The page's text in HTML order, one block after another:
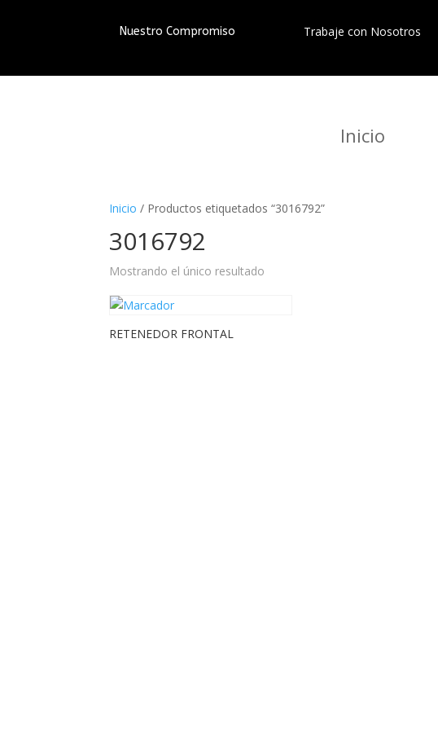
Nuestro Compromiso Trabaje con Nosotros
Inicio
Inicio / Productos etiquetados “3016792”
3016792
Mostrando el único resultado
RETENEDOR FRONTAL